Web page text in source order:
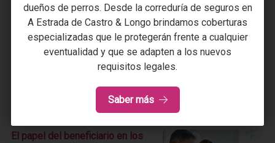
¿Puede su aseguradora
cancelar su póliza sin previo
Actualidad
El papel del beneficiario en los
dueños de perros. Desde la correduría de seguros en
A Estrada de Castro & Longo brindamos coberturas
especializadas que le protegerán frente a cualquier
eventualidad y que se adapten a los nuevos
requisitos legales.
Saber más